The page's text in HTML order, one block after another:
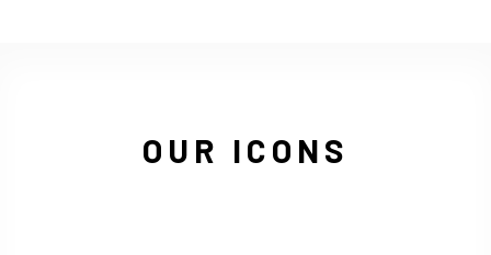
OUR ICONS